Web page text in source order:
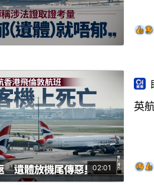
02:01
英